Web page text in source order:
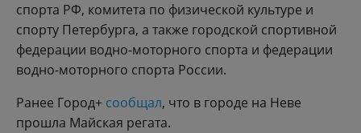
спорта РФ, комитета по физической культуре и
спорту Петербурга, а также городской спортивной
федерации водно-моторного спорта и федерации
водно-моторного спорта России.
Ранее Город+ сообщал, что в городе на Неве
прошла Майская регата.